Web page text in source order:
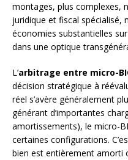
montages, plus complexes,
juridique et fiscal spécialisé,
économies substantielles
dans une optique
L’arbitrage entre micro-
décision stratégique à
réel s’avère généralement
générant d’importantes
amortissements), le micro-
certaines configurations.
bien est entièrement amorti